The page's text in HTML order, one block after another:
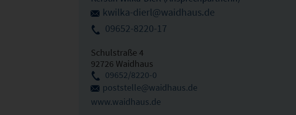
kwilka-dierl@waidhaus.de
09652-8220-17
Schulstraße 4
92726 Waidhaus
09652/8220-0
poststelle@waidhaus.de
www.waidhaus.de